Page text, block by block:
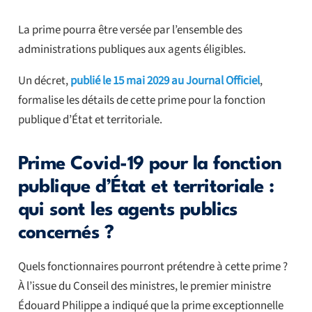
La prime pourra être versée par l’ensemble des
administrations publiques aux agents éligibles.
Un décret,publié le 15 mai 2029 au Journal Officiel,
formalise les détails de cette prime pour la fonction
publique d’État et territoriale.
Prime Covid-19 pour la fonction
publique d’État et territoriale :
qui sont les agents publics
concernés ?
Quels fonctionnaires pourront prétendre à cette prime ?
À l’issue du Conseil des ministres, le premier ministre
Édouard Philippe a indiqué que la prime exceptionnelle